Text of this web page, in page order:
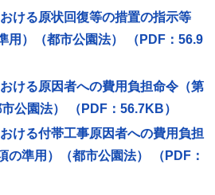
ける原状回復等の措置の指示等
用）（都市公園法） （PDF：56.9
ける原因者への費用負担命令（第
公園法） （PDF：56.7KB）
ける付帯工事原因者への費用負担
の準用）（都市公園法） （PDF：